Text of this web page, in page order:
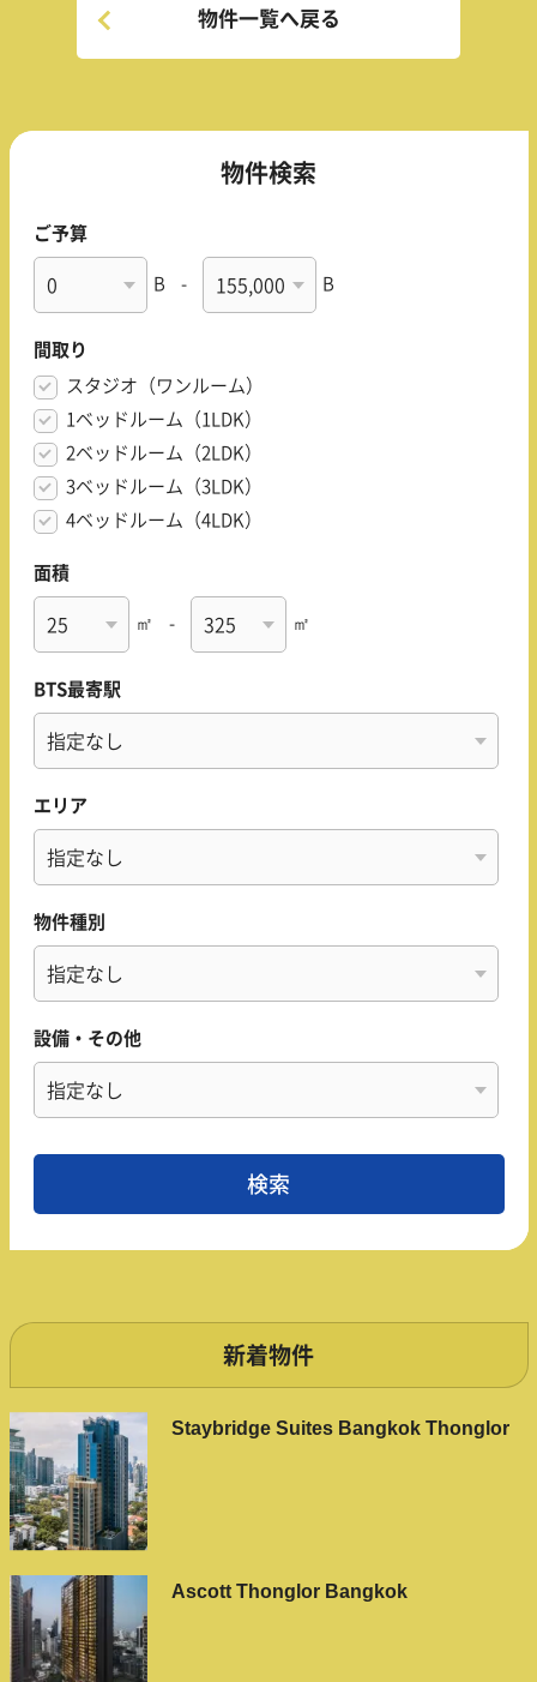
物件一覧へ戻る
物件検索
ご予算
B - B
間取り
スタジオ（ワンルーム）
1ベッドルーム（1LDK）
2ベッドルーム（2LDK）
3ベッドルーム（3LDK）
4ベッドルーム（4LDK）
面積
㎡ - ㎡
BTS最寄駅
エリア
物件種別
設備・その他
新着物件
Staybridge Suites Bangkok Thonglor
Ascott Thonglor Bangkok